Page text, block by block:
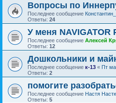
Вопросы по
Последнее сообщение Константин_
Ответы: 24
У меня NAVIGATOR
Последнее сообщение Алексей
Ответы: 12
Дошкольники и
Последнее сообщение к-13 « Пт
Ответы: 2
помогите
Последнее сообщение Настя
Ответы: 5